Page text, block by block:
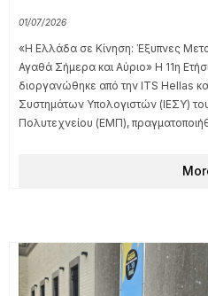
01/07/2026
«Η Ελλάδα σε Κίνηση: Έξυπνες
Αγαθά Σήμερα και Αύριο» Η 11η
διοργανώθηκε από την ITS Hellas και
Συστημάτων Υπολογιστών (ΙΕΣΥ)
Πολυτεχνείου (ΕΜΠ),